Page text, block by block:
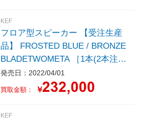
KEF
フロア型スピーカー 【受注生産
品】 FROSTED BLUE / BRONZE
BLADETWOMETA ［1本(2本注文
のみ受付)］
発売日：2022/04/01
買取金額： ￥
KEF